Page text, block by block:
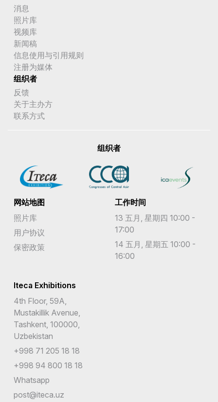
消息
照片库
视频库
新闻稿
信息使用与引用规则
注册为媒体
组织者
反馈
关于主办方
联系方式
组织者
网站地图
照片库
用户协议
保密政策
工作时间
13 五月, 星期四 10:00 -
17:00
14 五月, 星期五 10:00 -
16:00
Iteca Exhibitions
4th Floor, 59A,
Mustakillik Avenue,
Tashkent, 100000,
Uzbekistan
+998 71 205 18 18
+998 94 800 18 18
Whatsapp
post@iteca.uz